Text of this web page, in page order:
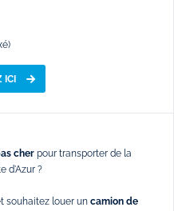
ICI
cher pour transporter de la
d'Azur ?
souhaitez louer un camion de